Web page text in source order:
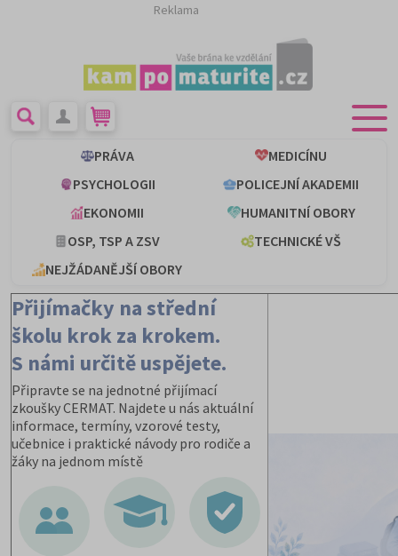
Reklama
PRÁVA
MEDICÍNU
PSYCHOLOGII
POLICEJNÍ AKADEMII
EKONOMII
HUMANITNÍ OBORY
OSP, TSP A ZSV
TECHNICKÉ VŠ
NEJŽÁDANĚJŠÍ OBORY
Přijímačky na střední
školu krok za krokem.
S námi určitě uspějete.
Připravte se na jednotné přijímací
zkoušky CERMAT. Najdete u nás aktuální
informace, termíny, vzorové testy,
učebnice i praktické návody pro rodiče a
žáky na jednom místě